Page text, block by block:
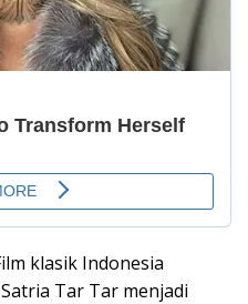
klasik Indonesia
Satria Tar Tar menjadi